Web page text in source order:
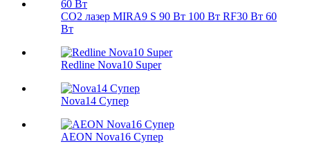
CO2 лазер MIRA9 S 90 Вт 100 Вт RF30 Вт 60
Вт
Redline Nova10 Super
Nova14 Супер
AEON Nova16 Супер